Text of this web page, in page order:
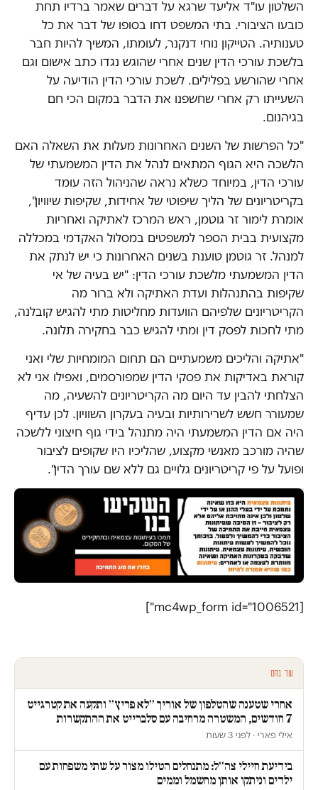
השלטון עו"ד אליעד שרגא על דברים שאמר ברדיו תחת
כובעו הציבורי. בתי המשפט דחו בסופו של דבר את כל
טענותיה. הטייקון נוחי דנקנר, לעומתו, המשיך להיות חבר
בלשכת עורכי הדין שנים אחרי שהוגש נגדו כתב אישום וגם
אחרי שהורשע בפלילים. לשכת עורכי הדין הודיעה על
השעייתו רק אחרי שחשפנו את הדבר במקום הכי חם
בגיהנום.
"כל הפרשות של השנים האחרונות מעלות את השאלה האם
הלשכה היא הגוף המתאים לנהל את הדין המשמעתי של
עורכי הדין, במיוחד כשלא נראה שהניהול הזה עומד
בקריטריונים של הליך שיפוטי של אחידות, שקיפות שיוויון",
אומרת לימור זר גוטמן, ראש המרכז לאתיקה ואחריות
מקצועית בבית הספר למשפטים במסלול האקדמי במכללה
למנהל. זר גוטמן טוענת בשנים האחרונות כי יש לנתק את
הדין המשמעתי מלשכת עורכי הדין: "יש בעיה של אי
שקיפות בהתנהלות ועדת האתיקה ולא ברור מה
הקריטריונים שלפיהם הוועדות מחליטות מתי להגיש קובלנה,
מתי לחכות לפסק דין ומתי להגיש כבר בחקירה תלונה.
"אתיקה והליכים משמעתיים הם תחום המומחיות שלי ואני
קוראת באדיקות את פסקי הדין שמפורסמים, ואפילו אני לא
הצלחתי להבין עד היום מה הקריטריונים להשעיה, מה
שמעורר חשש לשרירותיות ובעיה בעקרון השוויון. לכן עדיף
היה אם הדין המשמעתי היה מתנהל בידי גוף חיצוני ללשכה
שהיה מורכב מאנשי מקצוע, שהליכיו היו שקופים לציבור
ופועל על פי קריטריונים גלויים גם ללא שם עורך הדין".
[mc4wp_form id="1006521"]
עוד בחם
אחרי שטענה שהטלפון של אוריך ״לא פריץ״ ותקעה את קטרגייט
7 חודשים, המשטרה מרחיבה עם סלברייט את ההתקשרות
אילי פארי · לפני 3 שעות
בידיעת חיילי צה״ל: מתנחלים הטילו מצור על שתי משפחות עם
ילדים וניתקו אותן מחשמל וממים